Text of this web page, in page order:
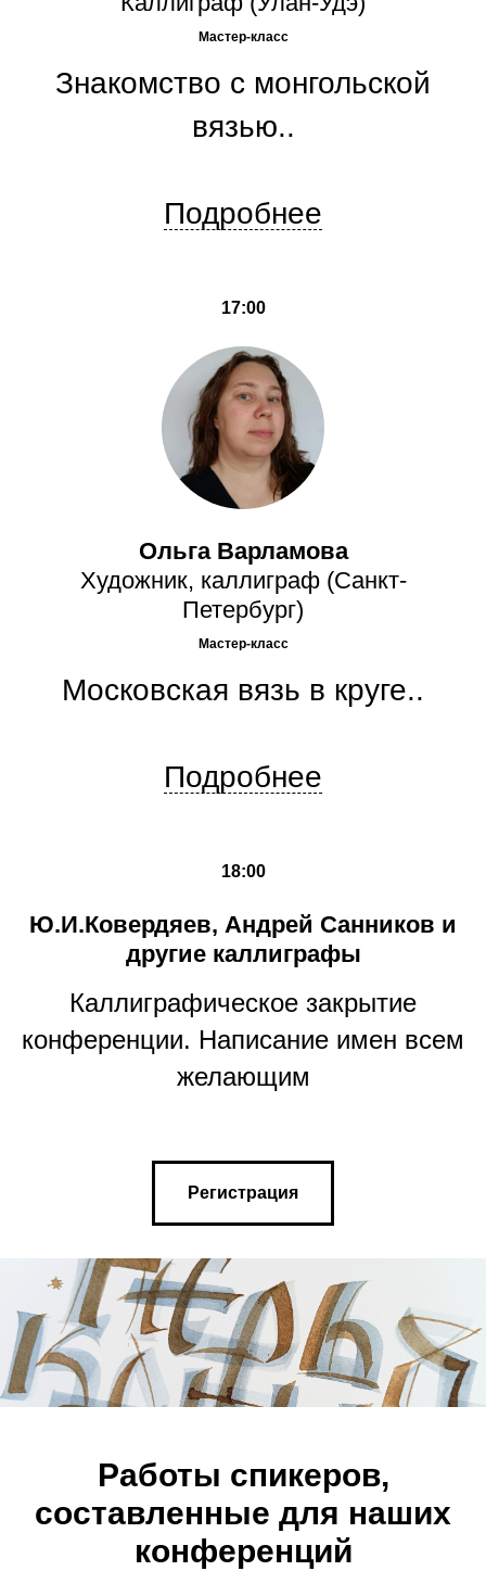
Мастер-класс
Знакомство с монгольской
вязью..
Подробнее
17:00
Ольга Варламова
Художник, каллиграф (Санкт-
Петербург)
Мастер-класс
Московская вязь в круге..
Подробнее
18:00
Ю.И.Ковердяев, Андрей Санников и
другие каллиграфы
Каллиграфическое закрытие
конференции. Написание имен всем
желающим
Регистрация
Работы спикеров,
составленные для наших
конференций